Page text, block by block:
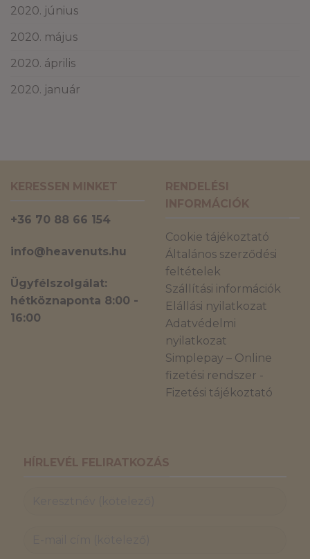
2020. június
2020. május
2020. április
2020. január
KERESSEN MINKET
+36 70 88 66 154
info@heavenuts.hu
Ügyfélszolgálat:
hétköznaponta 8:00 -
16:00
RENDELÉSI
INFORMÁCIÓK
Cookie tájékoztató
Általános szerződési
feltételek
Szállítási információk
Elállási nyilatkozat
Adatvédelmi
nyilatkozat
Simplepay – Online
fizetési rendszer -
Fizetési tájékoztató
HÍRLEVÉL FELIRATKOZÁS